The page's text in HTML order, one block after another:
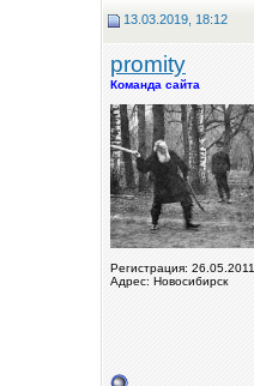
13.03.2019, 18:12
promity
Команда сайта
Регистрация: 26.05.2011
Адрес: Новосибирск